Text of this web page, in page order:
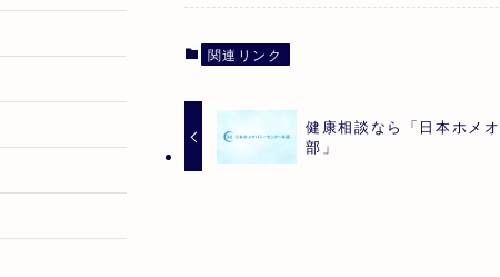
関連リンク
健康相談なら「日本ホメ
部」